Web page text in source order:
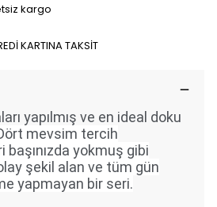
kargo
KARTINA TAKSİT
yapılmış ve en ideal doku
mevsim tercih
yokmuş gibi
şekil alan ve tüm gün
yapmayan bir seri.